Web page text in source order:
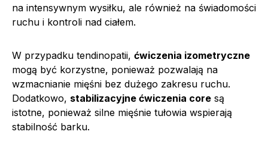
na intensywnym wysiłku, ale również na świadomości
ruchu i kontroli nad ciałem.
W przypadku tendinopatii, ćwiczenia izometryczne
mogą być korzystne, ponieważ pozwalają na
wzmacnianie mięśni bez dużego zakresu ruchu.
Dodatkowo, stabilizacyjne ćwiczenia core są
istotne, ponieważ silne mięśnie tułowia wspierają
stabilność barku.